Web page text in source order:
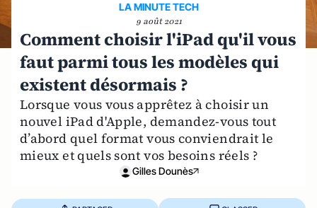
LA MINUTE TECH
9 août 2021
Comment choisir l'iPad qu'il vous
faut parmi tous les modèles qui
existent désormais ?
Lorsque vous vous apprêtez à choisir un
nouvel iPad d'Apple, demandez-vous tout
d’abord quel format vous conviendrait le
mieux et quels sont vos besoins réels ?
Gilles Dounès